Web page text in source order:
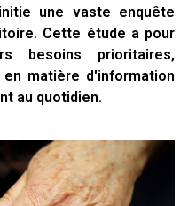
une vaste enquête
Cette étude a pour
besoins prioritaires,
matière d'information
au quotidien.